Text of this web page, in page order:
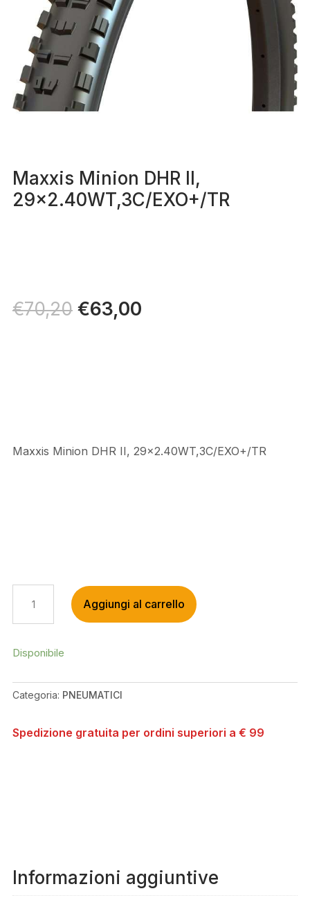
Maxxis Minion DHR II,
29×2.40WT,3C/EXO+/TR
€70,20 Il
prezzo
€63,00Il
Maxxis Minion DHR II, 29×2.40WT,3C/EXO+/TR
MINION
DHR
29X2.40WT,3C/EXO+/TR
Aggiungi al carrello
Disponibile
Categoria: PNEUMATICI
Spedizione gratuita per ordini superiori a € 99
Informazioni aggiuntive